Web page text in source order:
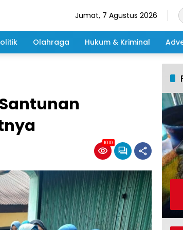
Jumat, 7 Agustus 2026
Olahraga Hukum & Kriminal
1010